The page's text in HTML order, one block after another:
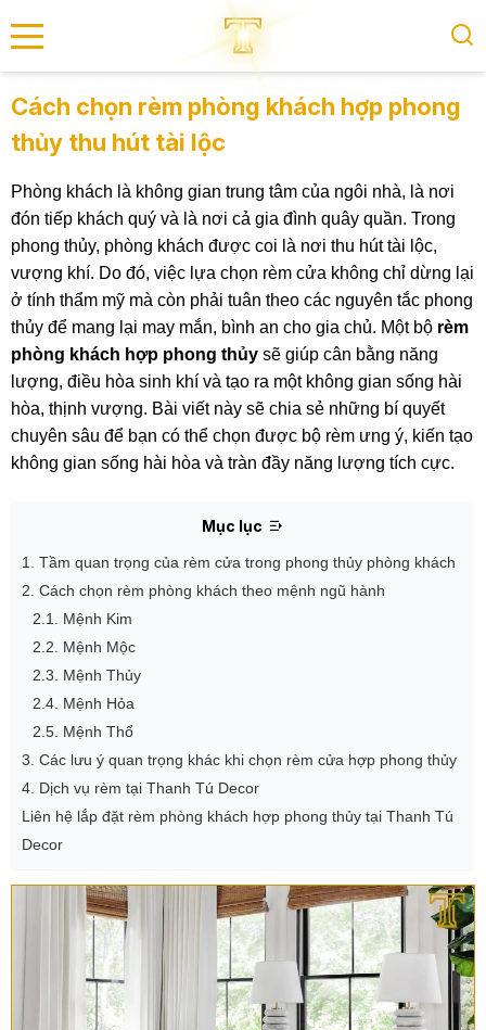
menu
Cách chọn rèm phòng khách hợp phong
thủy thu hút tài lộc
Phòng khách là không gian trung tâm của ngôi nhà, là nơi
đón tiếp khách quý và là nơi cả gia đình quây quần. Trong
phong thủy, phòng khách được coi là nơi thu hút tài lộc,
vượng khí. Do đó, việc lựa chọn rèm cửa không chỉ dừng lại
ở tính thẩm mỹ mà còn phải tuân theo các nguyên tắc phong
thủy để mang lại may mắn, bình an cho gia chủ. Một bộ rèm
phòng khách hợp phong thủy sẽ giúp cân bằng năng
lượng, điều hòa sinh khí và tạo ra một không gian sống hài
hòa, thịnh vượng. Bài viết này sẽ chia sẻ những bí quyết
chuyên sâu để bạn có thể chọn được bộ rèm ưng ý, kiến tạo
không gian sống hài hòa và tràn đầy năng lượng tích cực.
Mục lục
1. Tầm quan trọng của rèm cửa trong phong thủy phòng khách
2. Cách chọn rèm phòng khách theo mệnh ngũ hành
2.1. Mệnh Kim
2.2. Mệnh Mộc
2.3. Mệnh Thủy
2.4. Mệnh Hỏa
2.5. Mệnh Thổ
3. Các lưu ý quan trọng khác khi chọn rèm cửa hợp phong thủy
4. Dịch vụ rèm tại Thanh Tú Decor
Liên hệ lắp đặt rèm phòng khách hợp phong thủy tại Thanh Tú
Decor